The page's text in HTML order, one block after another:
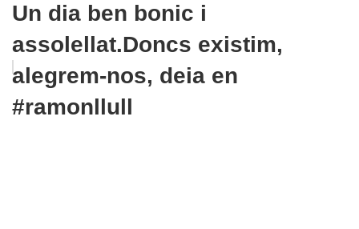
Un dia ben bonic i
assolellat.Doncs existim,
alegrem-nos, deia en
#ramonllull